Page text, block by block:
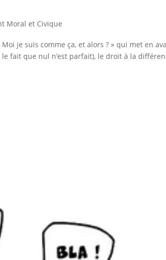
Moral et Civique
je suis comme ça, et alors ? » qui met en
fait que nul n’est parfait), le droit à la